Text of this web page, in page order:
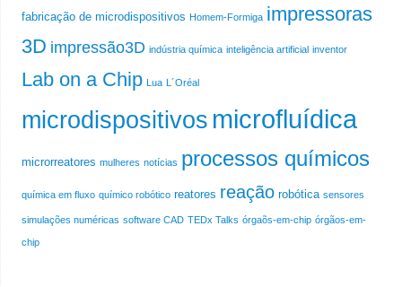
fabricação de microdispositivos Homem-Formiga impressoras
3D impressão3D indústria química inteligência artificial inventor
Lab on a Chip Lua L´Oréal
microdispositivos microfluídica
microrreatores mulheres notícias processos químicos
química em fluxo químico robótico reatores reação robótica sensores
simulações numéricas software CAD TEDx Talks órgaõs-em-chip órgãos-em-
chip